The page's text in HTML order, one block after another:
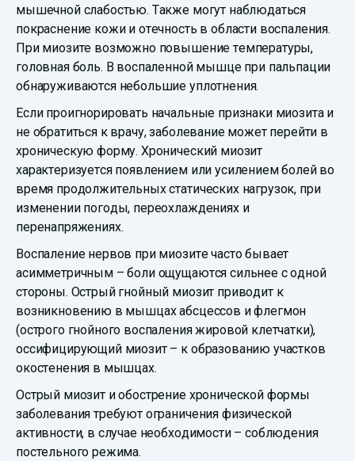
мышечной слабостью. Также могут наблюдаться
покраснение кожи и отечность в области воспаления.
При миозите возможно повышение температуры,
головная боль. В воспаленной мышце при пальпации
обнаруживаются небольшие уплотнения.
Если проигнорировать начальные признаки миозита и
не обратиться к врачу, заболевание может перейти в
хроническую форму. Хронический миозит
характеризуется появлением или усилением болей во
время продолжительных статических нагрузок, при
изменении погоды, переохлаждениях и
перенапряжениях.
Воспаление нервов при миозите часто бывает
асимметричным – боли ощущаются сильнее с одной
стороны. Острый гнойный миозит приводит к
возникновению в мышцах абсцессов и флегмон
(острого гнойного воспаления жировой клетчатки),
оссифицирующий миозит – к образованию участков
окостенения в мышцах.
Острый миозит и обострение хронической формы
заболевания требуют ограничения физической
активности, в случае необходимости – соблюдения
постельного режима.